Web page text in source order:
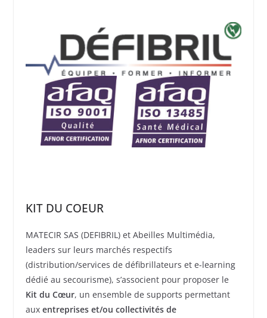
KIT DU COEUR
MATECIR SAS (DEFIBRIL) et Abeilles Multimédia,
leaders sur leurs marchés respectifs
(distribution/services de défibrillateurs et e-learning
dédié au secourisme), s’associent pour proposer le
Kit du Cœur, un ensemble de supports permettant
aux entreprises et/ou collectivités de